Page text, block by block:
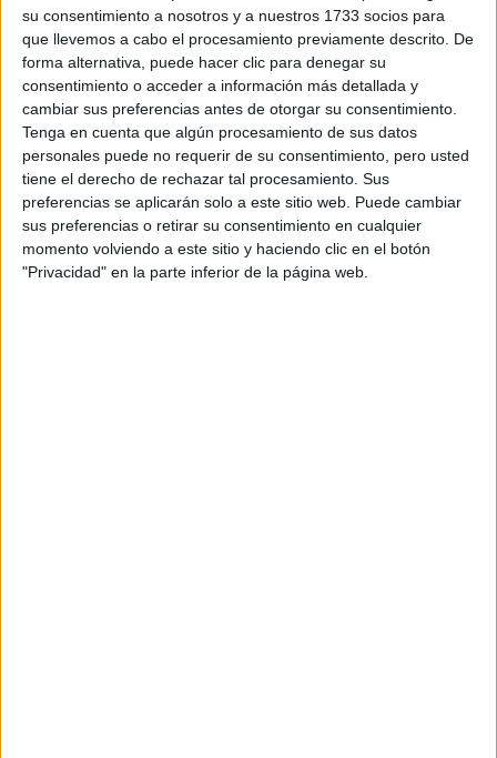
su consentimiento a nosotros y a nuestros 1733 socios para
que llevemos a cabo el procesamiento previamente descrito. De
forma alternativa, puede hacer clic para denegar su
consentimiento o acceder a información más detallada y
cambiar sus preferencias antes de otorgar su consentimiento.
Tenga en cuenta que algún procesamiento de sus datos
personales puede no requerir de su consentimiento, pero usted
tiene el derecho de rechazar tal procesamiento. Sus
preferencias se aplicarán solo a este sitio web. Puede cambiar
sus preferencias o retirar su consentimiento en cualquier
momento volviendo a este sitio y haciendo clic en el botón
"Privacidad" en la parte inferior de la página web.
¿En qué año terminas (o terminaste) bachillerato o FP?
Soy estudiante de:*
Términos y Condiciones de Uso
Aceptolos Términos y Condicionesde uso*